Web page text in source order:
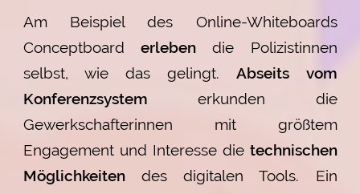
Am Beispiel des Online-Whiteboards
Conceptboard erlebendie Polizistinnen
selbst, wie das gelingt.Abseits vom
Konferenzsystem erkunden die
Gewerkschafterinnen mit größtem
Engagement und Interesse die technischen
Möglichkeitendes digitalen Tools. Ein